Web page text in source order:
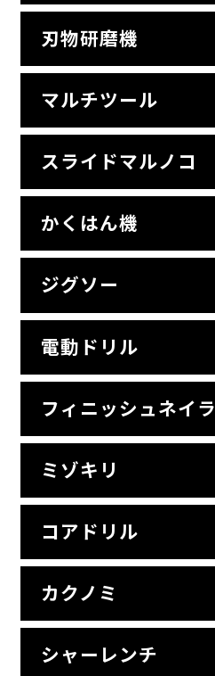
刃物研磨機
マルチツール
スライドマルノコ
かくはん機
ジグソー
電動ドリル
フィニッシュネイラ
ミゾキリ
コアドリル
カクノミ
シャーレンチ